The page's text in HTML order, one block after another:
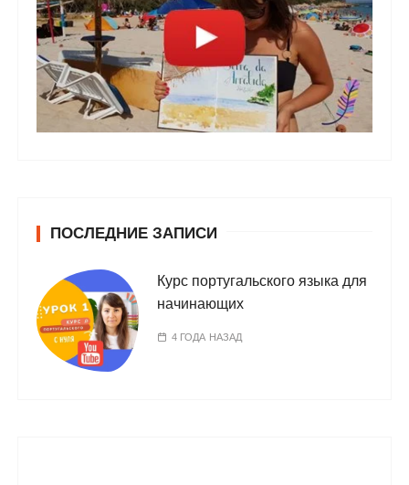
ПОСЛЕДНИЕ ЗАПИСИ
Курс португальского языка для
начинающих
4 ГОДА НАЗАД